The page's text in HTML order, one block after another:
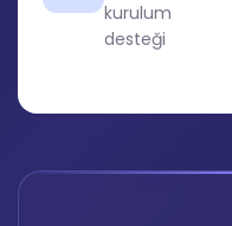
kurulum
desteği